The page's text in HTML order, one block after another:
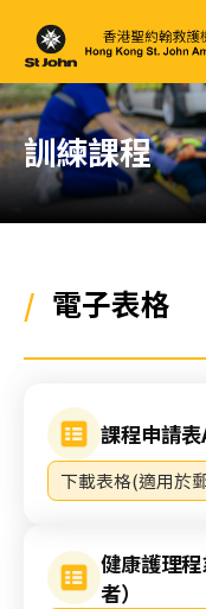
訓練課程
/ 電子表格
課程申請表
下載表格(適用於
健康護理
者）